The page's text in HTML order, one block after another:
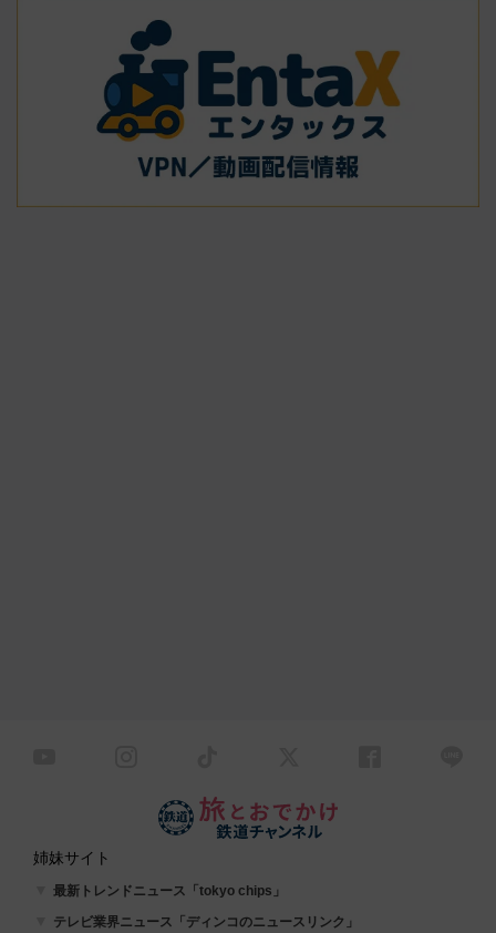
姉妹サイト
最新トレンドニュース「tokyo chips」
テレビ業界ニュース「ディンコのニュースリンク」